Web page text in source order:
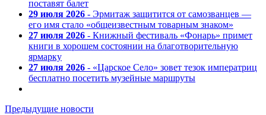
поставят балет
29 июля 2026 - Эрмитаж защитится от самозванцев —
его имя стало «общеизвестным товарным знаком»
27 июля 2026 - Книжный фестиваль «Фонарь» примет
книги в хорошем состоянии на благотворительную
ярмарку
27 июля 2026 - «Царское Село» зовет тезок императриц
бесплатно посетить музейные маршруты
Предыдущие новости